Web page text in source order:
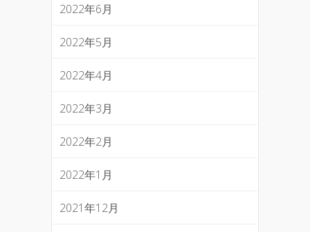
2022年6月
2022年5月
2022年4月
2022年3月
2022年2月
2022年1月
2021年12月